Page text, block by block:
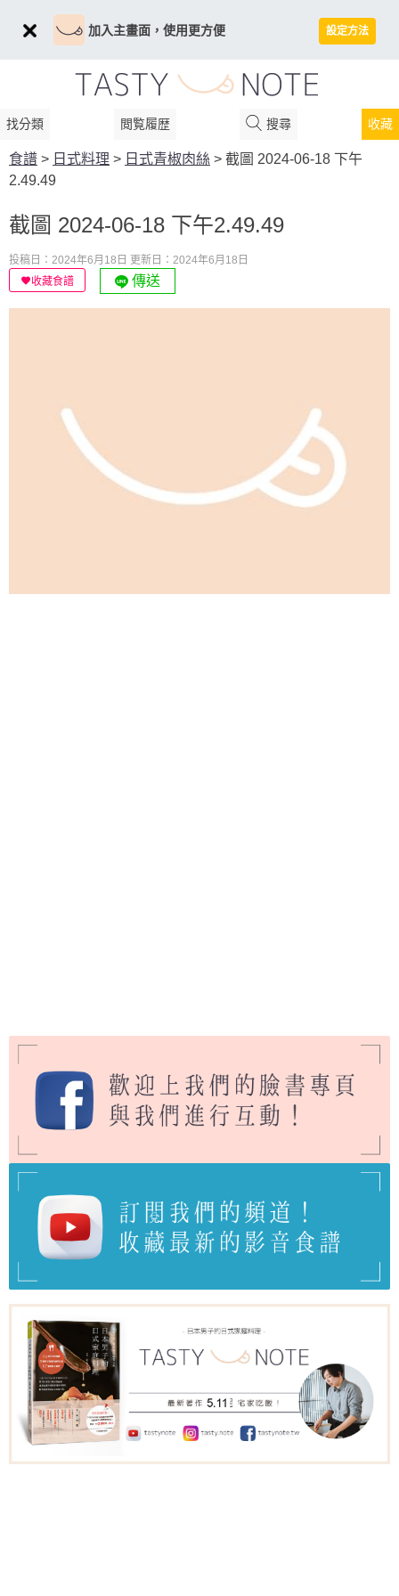
加入主畫面，使用更方便 設定方法
找分類 閲覧履歴 搜尋 收藏
食譜 > 日式料理 > 日式青椒肉絲 > 截圖 2024-06-18 下午
2.49.49
截圖 2024-06-18 下午2.49.49
投稿日：2024年6月18日 更新日：2024年6月18日
收藏食譜
傳送